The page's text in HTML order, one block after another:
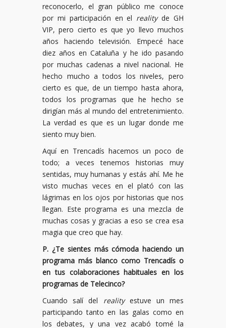
reconocerlo, el gran público me conoce
por mi participación en el realityde GH
VIP, pero cierto es que yo llevo muchos
años haciendo televisión. Empecé hace
diez años en Cataluña y he ido pasando
por muchas cadenas a nivel nacional. He
hecho mucho a todos los niveles, pero
cierto es que, de un tiempo hasta ahora,
todos los programas que he hecho se
dirigían más al mundo del entretenimiento.
La verdad es que es un lugar donde me
siento muy bien.
Aquí en Trencadís hacemos un poco de
todo; a veces tenemos historias muy
sentidas, muy humanas y estás ahí. Me he
visto muchas veces en el plató con las
lágrimas en los ojos por historias que nos
llegan. Este programa es una mezcla de
muchas cosas y gracias a eso se crea esa
magia que creo que hay.
P. ¿Te sientes más cómoda haciendo un
programa más blanco como Trencadís o
en tus colaboraciones habituales en los
programas de Telecinco?
Cuando salí del realityestuve un mes
participando tanto en las galas como en
los debates, y una vez acabó tomé la